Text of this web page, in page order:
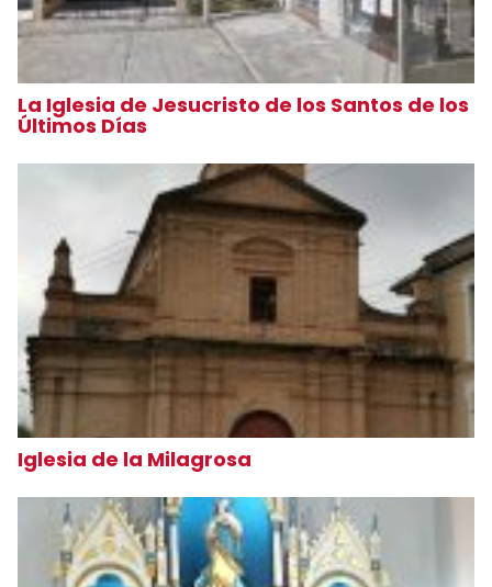
La Iglesia de Jesucristo de los Santos de los
Últimos Días
Iglesia de la Milagrosa